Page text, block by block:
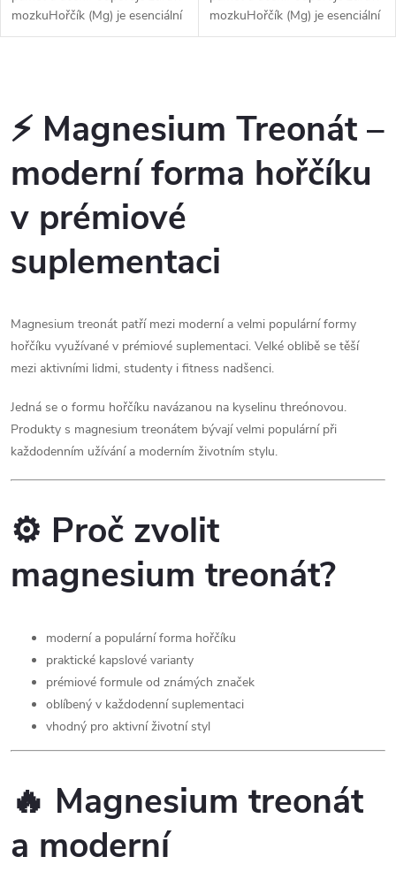
mozkuHořčík (Mg) je esenciální
minerál, který je nejlépe známý
mozkuHořčík (Mg) je esenciální
minerál, který je nejlépe známý
v
l
á
d
a
í
p
r
v
k
y
v
ý
⚡ Magnesium Treonát –
moderní forma hořčíku
v prémiové
suplementaci
Magnesium treonát patří mezi moderní a velmi populární formy
hořčíku využívané v prémiové suplementaci. Velké oblibě se těší
mezi aktivními lidmi, studenty i fitness nadšenci.
Jedná se o formu hořčíku navázanou na kyselinu threónovou.
Produkty s magnesium treonátem bývají velmi populární při
každodenním užívání a moderním životním stylu.
⚙️ Proč zvolit
magnesium treonát?
moderní a populární forma hořčíku
praktické kapslové varianty
prémiové formule od známých značek
oblíbený v každodenní suplementaci
vhodný pro aktivní životní styl
🔥 Magnesium treonát
a moderní